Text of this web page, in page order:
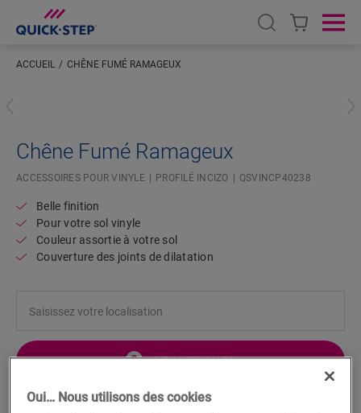
Open search
ACCUEIL CHÊNE FUMÉ RAMAGEUX
Chêne Fumé Ramageux
ACCESSOIRES POUR VINYLE PROFILÉ INCIZO QSVINCP40238
Belle finition
Pour votre sol vinyle
Couleur assortie à votre sol
Couverture des joints de dilatation
RECHERCHER
Oui… Nous utilisons des cookies